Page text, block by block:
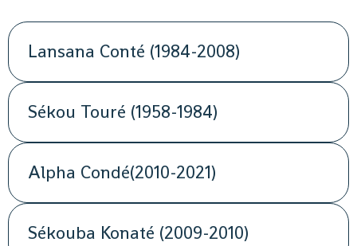
Lansana Conté (1984-2008)
Sékou Touré (1958-1984)
Alpha Condé(2010-2021)
Sékouba Konaté (2009-2010)